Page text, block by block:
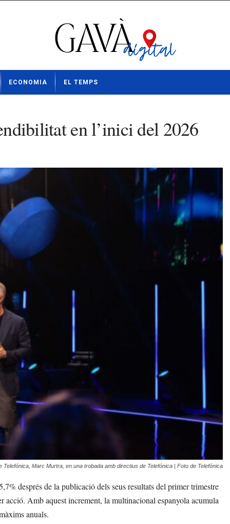
ECONOMIA EL TEMPS
en l’inici del 2026
Telefónica, Marc Murtra, en una trobada amb directius de Telefónica | Foto de Telefónica
després de la publicació dels seus resultats del primer trimestre
acció. Amb aquest increment, la multinacional espanyola acumula
anuals.